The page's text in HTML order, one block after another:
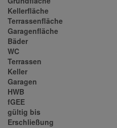
Kellerfläche
Terrassenfläche
Garagenfläche
Bäder
WC
Terrassen
Keller
Garagen
HWB
fGEE
gültig bis
Erschließung